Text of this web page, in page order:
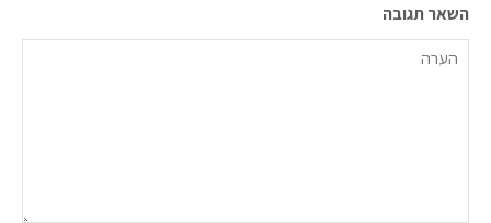
השאר תגובה